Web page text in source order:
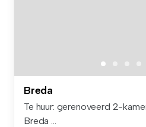
Breda
Te huur: gerenoveerd 2-
Breda ...